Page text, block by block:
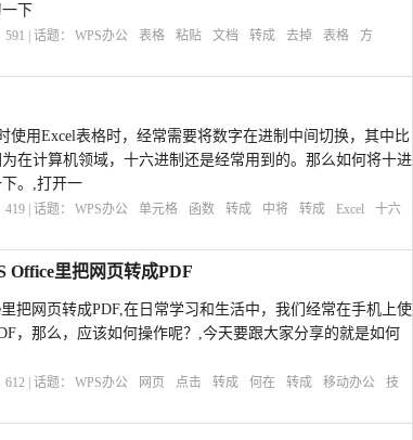
下
591 | 话题： WPS办公 表格 粘贴 文档 转成 去掉 表格
方
使用Excel表格时，经常需要将数字在进制中间切换，其中比
在计算机领域，十六进制还是经常用到的。那么如何将十进
。,打开一
419 | 话题： WPS办公 单元格 函数 转成 中将 转成 Excel
十六
Office里把网页转成PDF
把网页转成PDF,在日常学习和生活中，我们经常在手机上使
，那么，应该如何操作呢？,今天要跟大家分享的就是如何
612 | 话题： WPS办公 网页 点击 转成 何在 转成 移动办公
技